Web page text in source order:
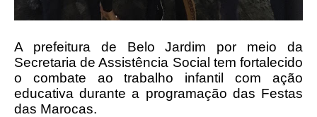
A prefeitura de Belo Jardim por meio da
Secretaria de Assistência Social tem fortalecido
o combate ao trabalho infantil com ação
educativa durante a programação das Festas
das Marocas.